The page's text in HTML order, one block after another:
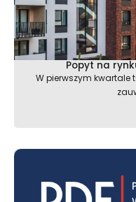
Popyt na
W pierwszym kwartale